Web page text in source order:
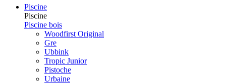
Piscine
Piscine
Piscine bois
Woodfirst Original
Gre
Ubbink
Tropic Junior
Pistoche
Urbaine